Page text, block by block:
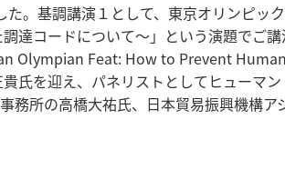
。基調講演１として、東京オリンピッ
達コードについて～」という演題でご
Olympian Feat: How to Prevent
氏を迎え、パネリストとしてヒューマ
所の高橋大祐氏、日本貿易振興機構